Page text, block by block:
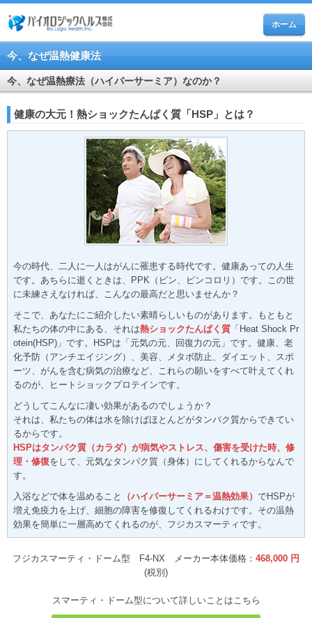
ホーム
今、なぜ温熱健康法
今、なぜ温熱療法（ハイパーサーミア）なのか？
健康の大元！熱ショックたんぱく質「HSP」とは？
今の時代、二人に一人はがんに罹患する時代です。健康あっての人生
です。あちらに逝くときは、PPK（ピン、ピンコロリ）です。この世
に未練さえなければ、こんなの最高だと思いませんか？
そこで、あなたにご紹介したい素晴らしいものがあります。もともと
私たちの体の中にある、それは熱ショックたんぱく質 「Heat Shock Pr
otein(HSP)」です。HSPは「元気の元、回復力の元」です。健康、老
化予防（アンチエイジング）、美容、メタボ防止、ダイエット、スポ
ーツ、がんを含む病気の治療など、これらの願いをすべて叶えてくれ
るのが、ヒートショックプロテインです。
どうしてこんなに凄い効果があるのでしょうか？
それは、私たちの体は水を除けばほとんどがタンパク質からできてい
るからです。
HSPはタンパク質（カラダ）が病気やストレス、傷害を受けた時、修
理・修復をして、元気なタンパク質（身体）にしてくれるからなんで
す。
入浴などで体を温めること
（ハイパーサーミア＝温熱効果） でHSPが
増え免疫力を上げ、細胞の障害を修復してくれるわけです。その温熱
効果を簡単に一層高めてくれるのが、フジカスマーティです。
フジカスマーティ・ドーム型 F4-NX メーカー本体価格： 468,000 円
(税別)
スマーティ・ドーム型について詳しいことはこちら